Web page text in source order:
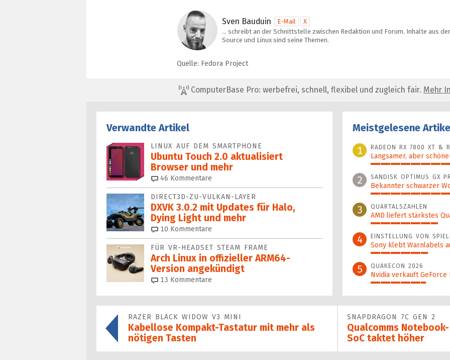
Sven Bauduin E-Mail
X
… schreibt an der Schnittstelle zwischen Redaktion und Forum. Inhalte aus
Source und Linux sind seine Themen.
Quelle: Fedora Project
ComputerBase Pro: werbefrei, schnell, flexibel und zugleich fair. Mehr
Verwandte Artikel
LINUX AUF DEM SMARTPHONE
Ubuntu Touch 2.0 aktualisiert
Browser und mehr
46 Kommentare
DIRECT3D-ZU-VULKAN-LAYER
DXVK 3.0.2 mit Updates für Halo,
Dying Light und mehr
10 Kommentare
FÜR VR-HEADSET STEAM FRAME
Arch Linux in offizieller ARM64-
Version angekündigt
13 Kommentare
Meistgelesene
1
RADEON RX 7800 XT &
Langsamer, aber
100%
2 SANDISK OPTIMUS GX
Bekannter schwarzer
46%
3 QUARTALSZAHLEN
AMD liefert stärkstes
34%
4 EINSTELLUNG VON
Sony klebt Warnlabels
29%
5 QUAKECON 2026
Nvidia verkauft GeForce
28%
RAZER BLACK WIDOW V3 MINI
Kabellose Kompakt-Tastatur mit mehr als
nötigen Tasten
SNAPDRAGON 7C GEN 2
Qualcomms
SoC taktet höher